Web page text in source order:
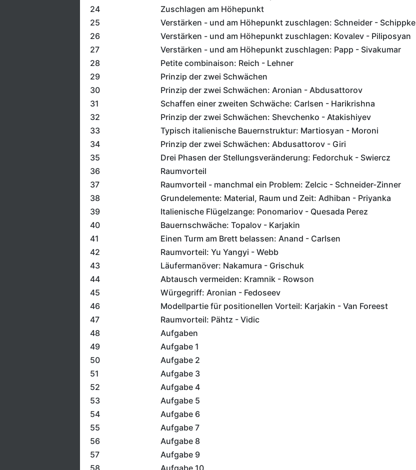
24
Zuschlagen am Höhepunkt
25
Verstärken - und am Höhepunkt zuschlagen: Schneider - Schippke
26
Verstärken - und am Höhepunkt zuschlagen: Kovalev - Piliposyan
27
Verstärken - und am Höhepunkt zuschlagen: Papp - Sivakumar
28
Petite combinaison: Reich - Lehner
29
Prinzip der zwei Schwächen
30
Prinzip der zwei Schwächen: Aronian - Abdusattorov
31
Schaffen einer zweiten Schwäche: Carlsen - Harikrishna
32
Prinzip der zwei Schwächen: Shevchenko - Atakishiyev
33
Typisch italienische Bauernstruktur: Martiosyan - Moroni
34
Prinzip der zwei Schwächen: Abdusattorov - Giri
35
Drei Phasen der Stellungsveränderung: Fedorchuk - Swiercz
36
Raumvorteil
37
Raumvorteil - manchmal ein Problem: Zelcic - Schneider-Zinner
38
Grundelemente: Material, Raum und Zeit: Adhiban - Priyanka
39
Italienische Flügelzange: Ponomariov - Quesada Perez
40
Bauernschwäche: Topalov - Karjakin
41
Einen Turm am Brett belassen: Anand - Carlsen
42
Raumvorteil: Yu Yangyi - Webb
43
Läufermanöver: Nakamura - Grischuk
44
Abtausch vermeiden: Kramnik - Rowson
45
Würgegriff: Aronian - Fedoseev
46
Modellpartie für positionellen Vorteil: Karjakin - Van Foreest
47
Raumvorteil: Pähtz - Vidic
48
Aufgaben
49
Aufgabe 1
50
Aufgabe 2
51
Aufgabe 3
52
Aufgabe 4
53
Aufgabe 5
54
Aufgabe 6
55
Aufgabe 7
56
Aufgabe 8
57
Aufgabe 9
58
Aufgabe 10